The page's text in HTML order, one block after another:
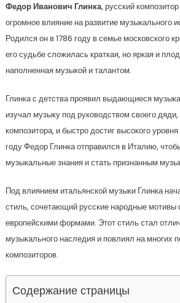
Федор Иванович Глинка, русский
огромное влияние на развитие музыкального
Родился он в 1786 году в семье московского
его судьбе сложилась краткая, но яркая и
наполненная музыкой и талантом.
Глинка с детства проявил выдающиеся
изучал музыку под руководством своего дяди,
композитора, и быстро достиг высокого
году Федор Глинка отправился в Италию,
музыкальные знания и стать признанным
Под влиянием итальянской музыки Глинка
стиль, сочетающий русские народные мотивы
европейскими формами. Этот стиль стал
музыкального наследия и повлиял на многих
композиторов.
Содержание страницы